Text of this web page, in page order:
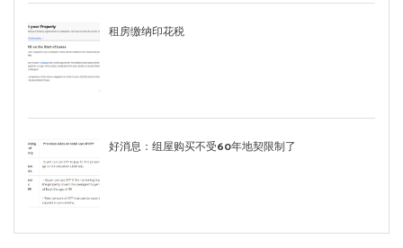
租房缴纳印花税
好消息：组屋购买不受60年地契限制了